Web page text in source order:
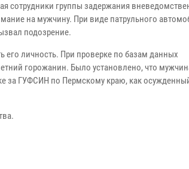
сотрудники группы задержания
на мужчину. При виде патрульного
подозрение.
его личность. При проверке по базам данных
горожанин. Было установлено, что
за ГУФСИН по Пермскому краю, как